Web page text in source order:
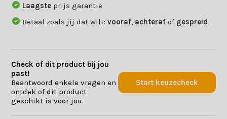
Laagste prijs garantie
Betaal zoals jij dat wilt:vooraf achteraf of gespreid
Check of dit product bij jou
past!
Beantwoord enkele vragen en
ontdek of dit product
geschikt is voor jou.
Start keuzecheck